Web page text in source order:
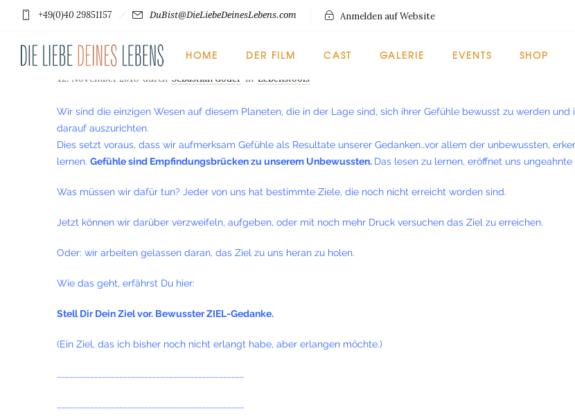
+49(0)40 29851157 DuBist@DieLiebeDeinesLebens.com Anmelden auf Website
HOME DER FILM CAST GALERIE EVENTS SHOP
Mach DEIN Leben einfach
12. November 2018 durch Sebastian Goder in Lebenstools
Wir sind die einzigen Wesen auf diesem Planeten, die in der Lage sind, sich ihrer Gefühle bewusst zu werden und
darauf auszurichten.
Dies setzt voraus, dass wir aufmerksam Gefühle als Resultate unserer Gedanken…vor allem der unbewussten,
lernen. Gefühle sind Empfindungsbrücken zu unserem Unbewussten. Das lesen zu lernen, eröffnet uns
Was müssen wir dafür tun? Jeder von uns hat bestimmte Ziele, die noch nicht erreicht worden sind.
Jetzt können wir darüber verzweifeln, aufgeben, oder mit noch mehr Druck versuchen das Ziel zu erreichen.
Oder: wir arbeiten gelassen daran, das Ziel zu uns heran zu holen.
Wie das geht, erfährst Du hier:
Stell Dir Dein Ziel vor. Bewusster ZIEL-Gedanke.
(Ein Ziel, das ich bisher noch nicht erlangt habe, aber erlangen möchte.)
………………………………………………………………………………………………………………………
………………………………………………………………………………………………………………………